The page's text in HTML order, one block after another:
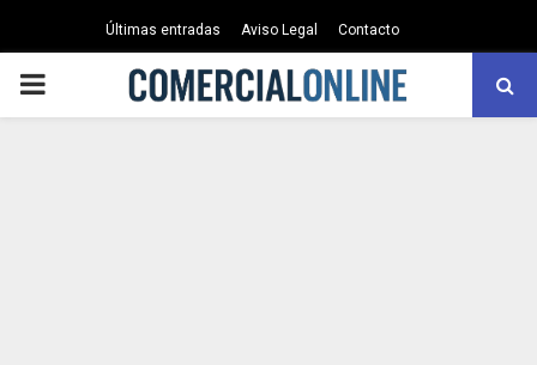
Últimas entradas Aviso Legal Contacto
PRIMARY